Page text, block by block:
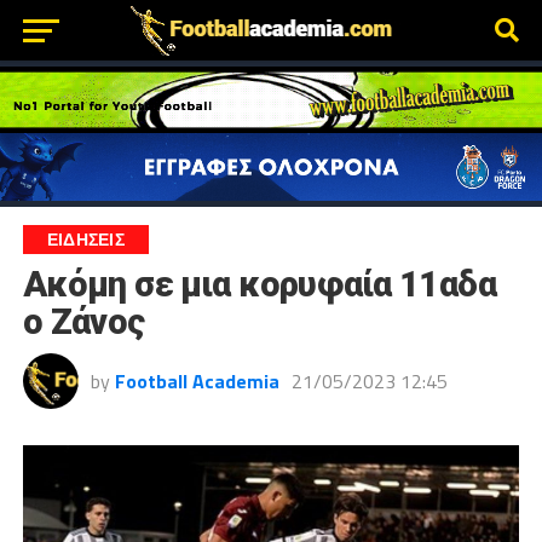
ΕΙΔΗΣΕΙΣ
Ακόμη σε μια κορυφαία 11αδα
ο Ζάνος
by Football Academia 21/05/2023 12:45